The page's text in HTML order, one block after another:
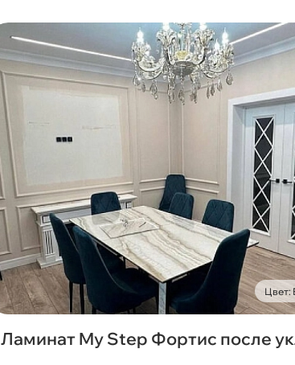
Цвет:
Ламинат My Step Фортис после